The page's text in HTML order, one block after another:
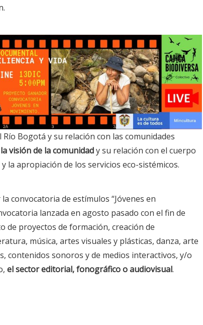
Bogotá y su relación con las comunidades
visión de la comunidady su relación con el cuerpo
la apropiación de los servicios eco-sistémicos.
convocatoria de estímulos “Jóvenes en
lanzada en agosto pasado con el fin de
de proyectos de formación, creación de
música, artes visuales y plásticas, danza, arte
contenidos sonoros y de medios interactivos, y/o
el sector editorial, fonográfico o audiovisual.